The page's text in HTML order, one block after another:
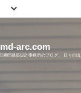
arc.com
康郎建築設計事務所のブログ。 日々の出